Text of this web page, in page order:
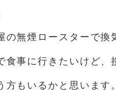
の無煙ロースターで換
食事に行きたいけど、
方もいるかと思います。